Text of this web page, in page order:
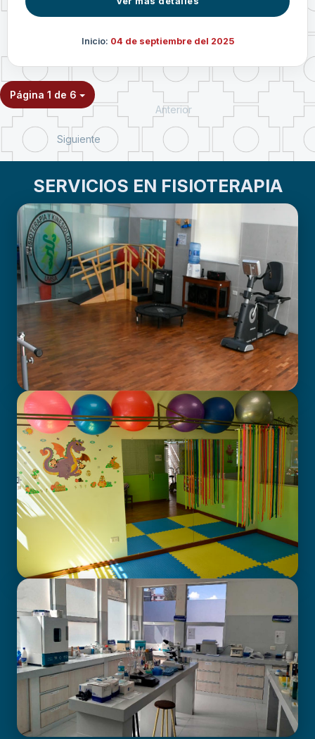
Inicio: 04 de septiembre del 2025
Página 1 de 6
Anterior
Siguiente
SERVICIOS EN FISIOTERAPIA
GABINETE DE FISIOTERAPIA
CENTRO DE ATENCIÓN EN
NEURODESARROLLO INFANTIL